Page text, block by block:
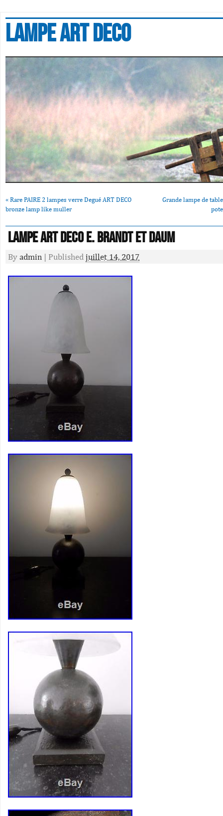
Lampe art deco
« Rare PAIRE 2 lampes verre Degué ART DECO
bronze lamp like muller
Grande lampe de
Lampe Art Deco E. Brandt Et Daum
By admin | Published juillet 14, 2017